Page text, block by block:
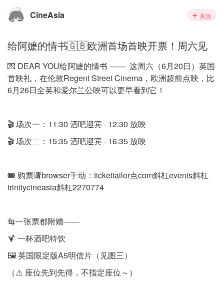
CineAsia 关注
给阿嬷的情书🇬🇧欧洲首场首映开票！周六见
💌 DEAR YOU给阿嬷的情书 —— 这周六（6月20日）英国
首映礼，在伦敦Regent Street Cinema，欧洲超前点映，比
6月26日全英和爱尔兰公映可以更早看到它！
🎬 场次一：11:30 酒吧迎宾 · 12:30 放映
🎬 场次二：15:35 酒吧迎宾 · 16:35 放映
🎟️ 购票请browser手动：tickettailor点com斜杠events斜杠
trinitycineasia斜杠2270774
每一张票都附赠——
🍹 一杯酒吧特饮
🖼️ 英国限定版A5明信片（见图三）
（⚠️ 座位先到先得，不指定座位～）